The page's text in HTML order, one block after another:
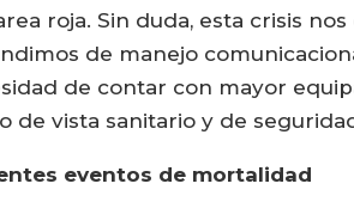
roja. Sin duda, esta crisis
de manejo
de contar con mayor
de vista sanitario y de
eventos de mortalidad